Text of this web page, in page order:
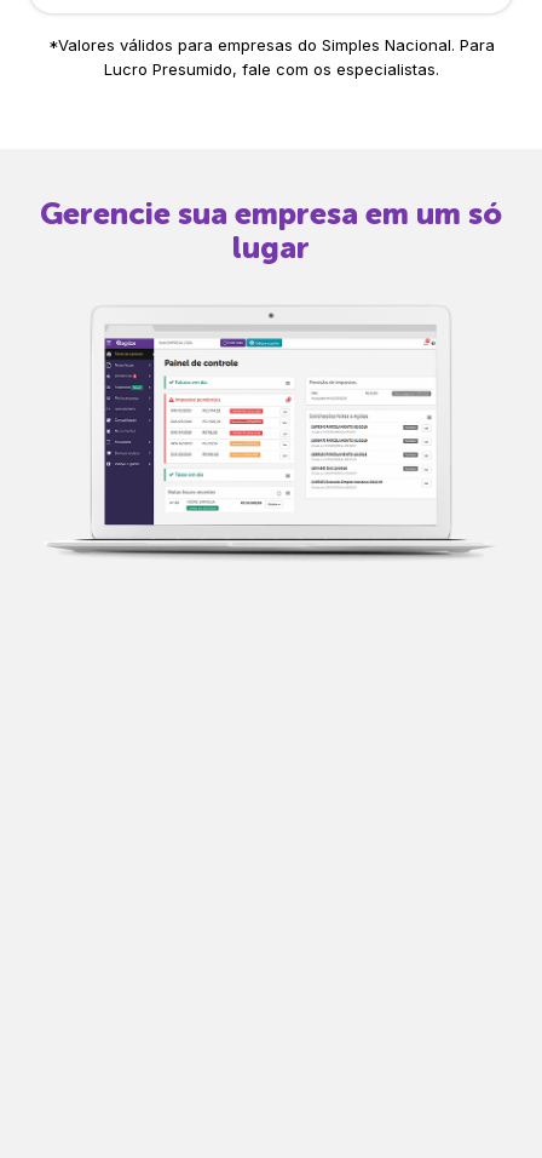
*Valores válidos para empresas do Simples Nacional. Para
Lucro Presumido, fale com os especialistas.
Gerencie sua empresa em um só
lugar